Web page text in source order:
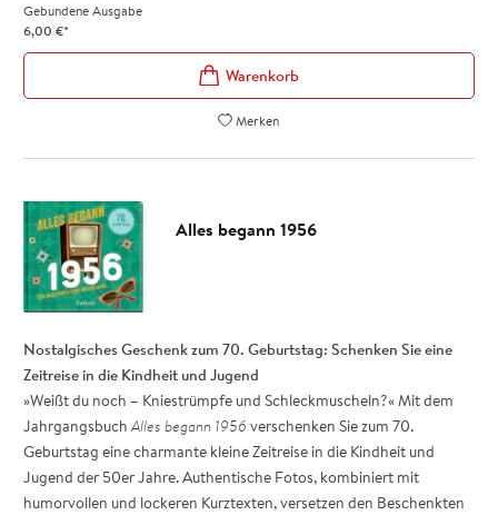
authentische Fotos, humorvolle kurze Texte und die Ära-Highlights
aus Gesellschaft, Kultur, Medien und Lifestyle der 70er-Jahre. Mit
Alles begann 1976schicken Sie den Jahrgang 1976 zum runden
Geburtstag auf eine charmante kleine Zeitreise, die dazu einlädt,
gemeinsam in zahlreichen bunten Erinnerungen zu schwelgen.
Charmante Geschenkidee und beliebt als kleines Zusatz-
Geschenk zum 50. Geburtstag: Eine emotionale Zeitreise in die
Besonderes Retro-Design - Authentische Fotos und lockere
Kurztexte wecken Erinnerungen!
Für Frauen und Männer Jahrgang 1976: Ein besonderes
Geschenk zum runden Geburtstag
Das Jahrgangsbuch Alles begann 1976
ist ein tolles Geschenk zum
50. Geburtstag, das auf der jeder Party für reichlich Gesprächsstoff
sorgt!
Gebundene Ausgabe
6,00 €*
Merken
Alles begann 1956
Nostalgisches Geschenk zum 70. Geburtstag: Schenken Sie eine
Zeitreise in die Kindheit und Jugend
»Weißt du noch – Kniestrümpfe und Schleckmuscheln?« Mit dem
JahrgangsbuchAlles begann 1956 verschenken Sie zum 70.
Geburtstag eine charmante kleine Zeitreise in die Kindheit und
Jugend der 50er Jahre. Authentische Fotos, kombiniert mit
humorvollen und lockeren Kurztexten, versetzen den Beschenkten